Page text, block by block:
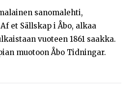
sanomalehti,
et Sällskap i Åbo, alkaa
vuoteen 1861 saakka.
muotoon Åbo Tidningar.